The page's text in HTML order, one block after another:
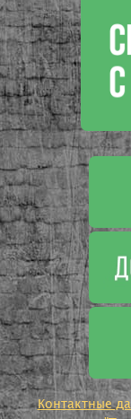
Контактные